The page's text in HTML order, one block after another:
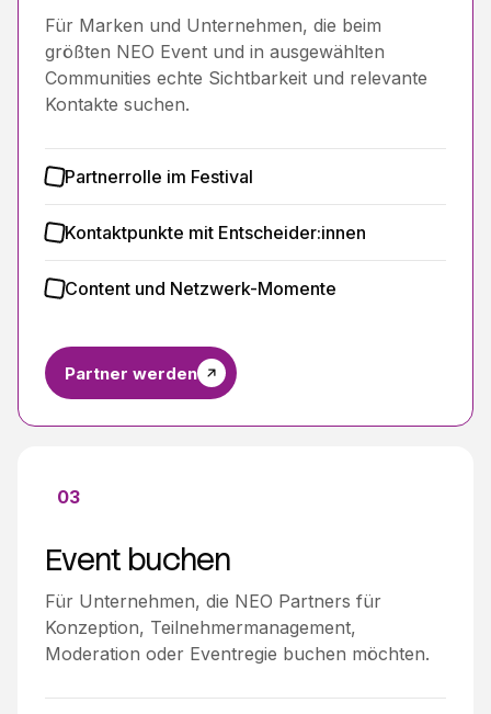
Für Marken und Unternehmen, die beim
größten NEO Event und in ausgewählten
Communities echte Sichtbarkeit und relevante
Kontakte suchen.
Partnerrolle im Festival
Kontaktpunkte mit Entscheider:innen
Content und Netzwerk-Momente
Partner werden
03
Event buchen
Für Unternehmen, die NEO Partners für
Konzeption, Teilnehmermanagement,
Moderation oder Eventregie buchen möchten.